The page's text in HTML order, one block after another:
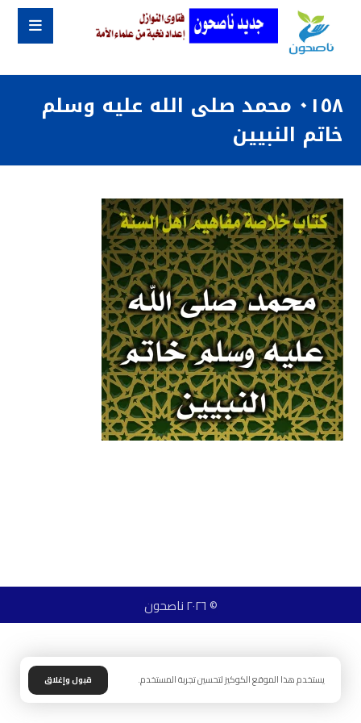
٠١٥٨ محمد صلى الله عليه وسلم
خاتم النبيين
© ٢٠٢٦ ناصحون
يستخدم هذا الموقع الكوكيز لتحسين تجربة المستخدم. قبول وإغلاق